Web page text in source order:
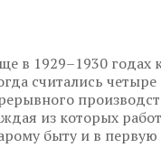
в 1929–1930 годах
считались
из которых
быту и в